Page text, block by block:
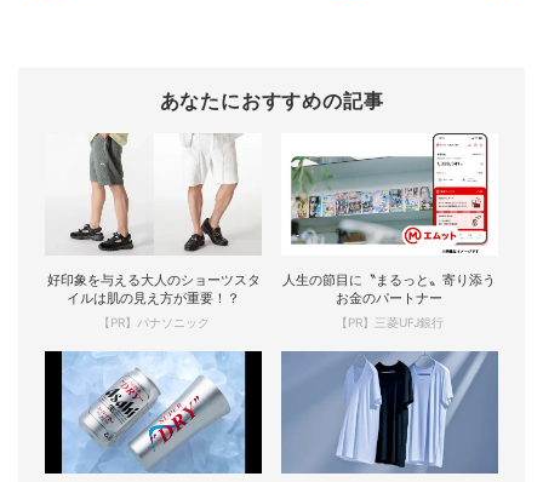
あなたにおすすめの記事
好印象を与える大人のショーツスタ
イルは肌の見え方が重要！？
【PR】パナソニック
人生の節目に〝まるっと〟寄り添う
お金のパートナー
【PR】三菱UFJ銀行